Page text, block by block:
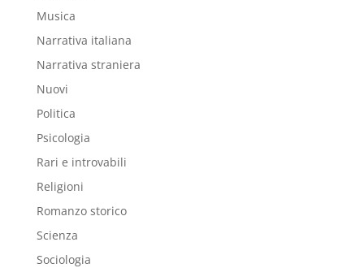
Musica
Narrativa italiana
Narrativa straniera
Nuovi
Politica
Psicologia
Rari e introvabili
Religioni
Romanzo storico
Scienza
Sociologia